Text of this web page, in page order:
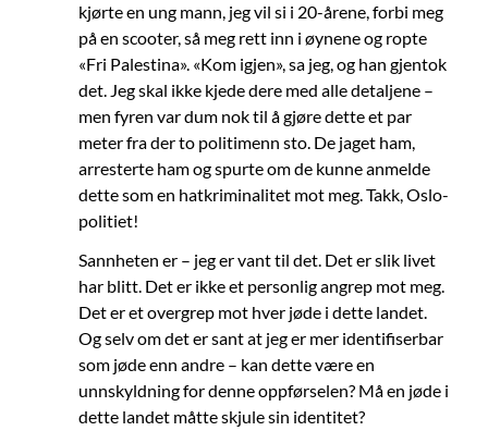
kjørte en ung mann, jeg vil si i 20-årene, forbi meg
på en scooter, så meg rett inn i øynene og ropte
«Fri Palestina». «Kom igjen», sa jeg, og han gjentok
det. Jeg skal ikke kjede dere med alle detaljene –
men fyren var dum nok til å gjøre dette et par
meter fra der to politimenn sto. De jaget ham,
arresterte ham og spurte om de kunne anmelde
dette som en hatkriminalitet mot meg. Takk, Oslo-
politiet!
Sannheten er – jeg er vant til det. Det er slik livet
har blitt. Det er ikke et personlig angrep mot meg.
Det er et overgrep mot hver jøde i dette landet.
Og selv om det er sant at jeg er mer identifiserbar
som jøde enn andre – kan dette være en
unnskyldning for denne oppførselen? Må en jøde i
dette landet måtte skjule sin identitet?